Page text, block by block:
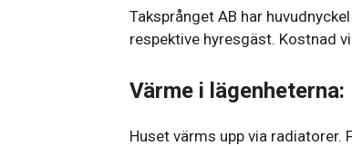
Taksprånget AB har
respektive hyresgäst. Kostnad
Värme i lägenheterna:
Huset värms upp via